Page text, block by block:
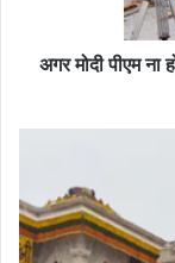
अगर मोदी पीएम ना